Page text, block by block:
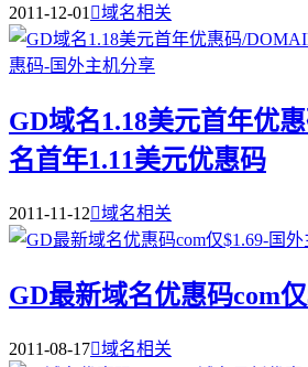
2011-12-01域名相关
GD域名1.18美元首年优
名首年1.11美元优惠码
2011-11-12域名相关
GD最新域名优惠码com
2011-08-17域名相关